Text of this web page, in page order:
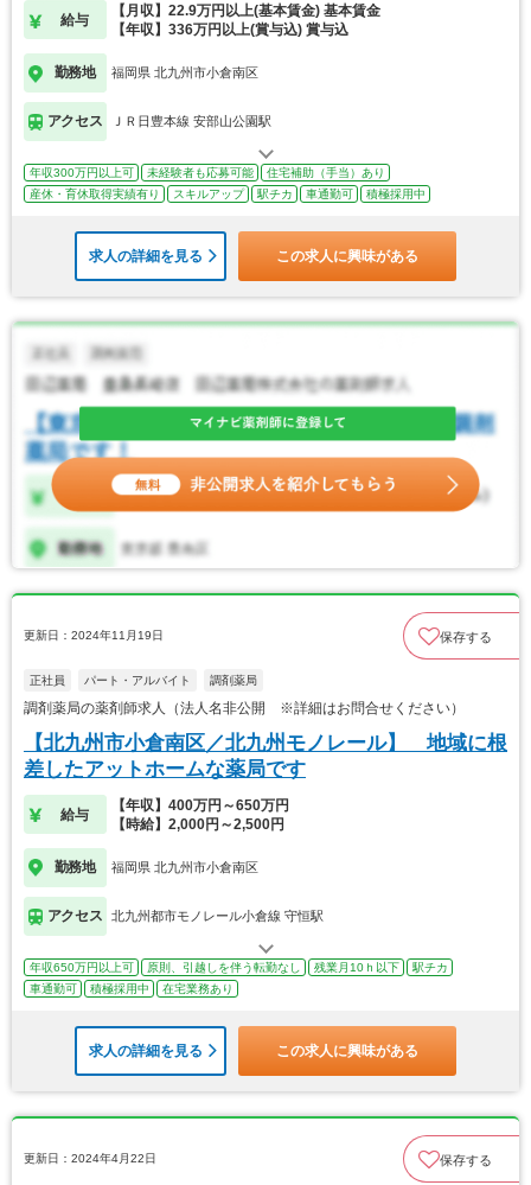
給与
【月収】22.9万円以上(基本賃金) 基本賃金
【年収】336万円以上(賞与込) 賞与込
勤務地 福岡県 北九州市小倉南区
アクセス ＪＲ日豊本線 安部山公園駅
年収300万円以上可 未経験者も応募可能
住宅補助（手当）あり
産休・育休取得実績有り
スキルアップ 駅チカ 車通勤可 積極採用中
求人の詳細を見る この求人に興味がある
更新日：2024年11月19日 保存する
正社員 パート・アルバイト 調剤薬局
調剤薬局の薬剤師求人（法人名非公開 ※詳細はお問合せください）
【北九州市小倉南区／北九州モノレール】 地域に根
差したアットホームな薬局です
給与
【年収】400万円～650万円
【時給】2,000円～2,500円
勤務地 福岡県 北九州市小倉南区
アクセス 北九州都市モノレール小倉線 守恒駅
年収650万円以上可 原則、引越しを伴う転勤なし 残業月10ｈ以下
駅チカ
車通勤可
積極採用中 在宅業務あり
求人の詳細を見る この求人に興味がある
更新日：2024年4月22日 保存する